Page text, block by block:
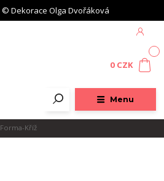
Dekorace Olga Dvořáková
Menu
0 CZK
Forma-Kříž